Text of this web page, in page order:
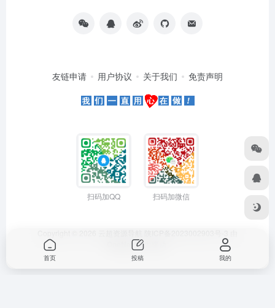
友链申请 用户协议 关于我们 免责声明
扫码加QQ 扫码加微信
OneNav强力驱动
首页 投稿 我的